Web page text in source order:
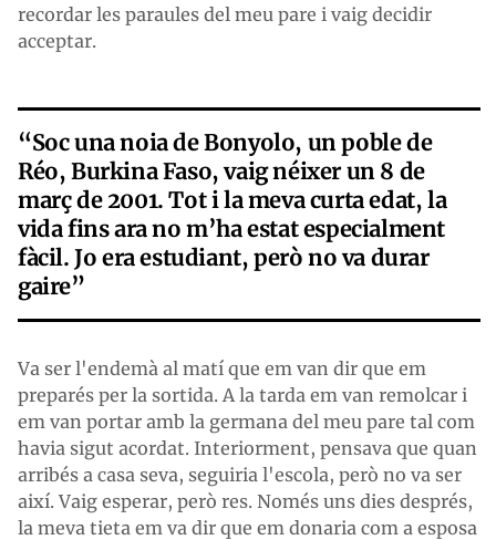
recordar les paraules del meu pare i vaig decidir
acceptar.
“Soc una noia de Bonyolo, un poble de
Réo, Burkina Faso, vaig néixer un 8 de
març de 2001. Tot i la meva curta edat, la
vida fins ara no m’ha estat especialment
fàcil. Jo era estudiant, però no va durar
gaire”
Va ser l'endemà al matí que em van dir que em
preparés per la sortida. A la tarda em van remolcar i
em van portar amb la germana del meu pare tal com
havia sigut acordat. Interiorment, pensava que quan
arribés a casa seva, seguiria l'escola, però no va ser
així. Vaig esperar, però res. Només uns dies després,
la meva tieta em va dir que em donaria com a esposa